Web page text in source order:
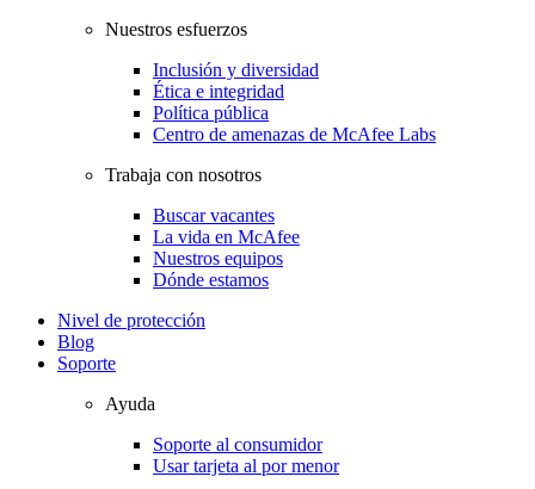
Nuestros esfuerzos
Inclusión y diversidad
Ética e integridad
Política pública
Centro de amenazas de McAfee Labs
Trabaja con nosotros
Buscar vacantes
La vida en McAfee
Nuestros equipos
Dónde estamos
Nivel de protección
Blog
Soporte
Ayuda
Soporte al consumidor
Usar tarjeta al por menor